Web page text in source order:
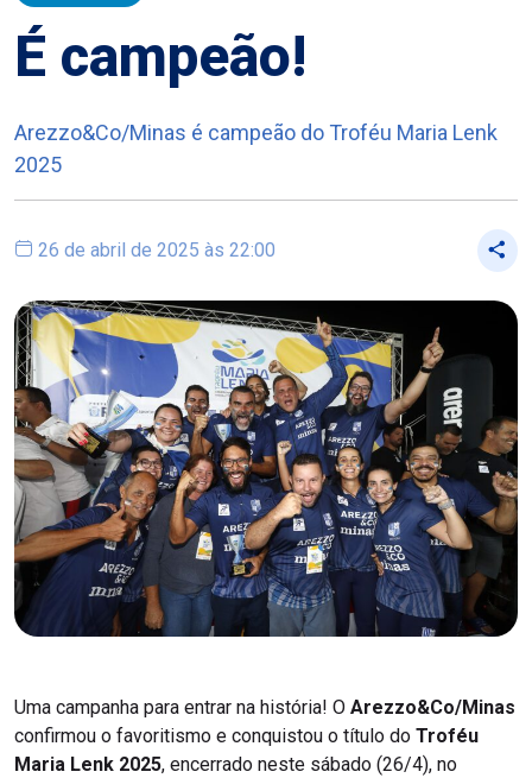
É campeão!
Arezzo&Co/Minas é campeão do Troféu Maria Lenk
2025
26 de abril de 2025 às 22:00
Uma campanha para entrar na história! O Arezzo&Co/Minas
confirmou o favoritismo e conquistou o título do Troféu
Maria Lenk 2025, encerrado neste sábado (26/4), no